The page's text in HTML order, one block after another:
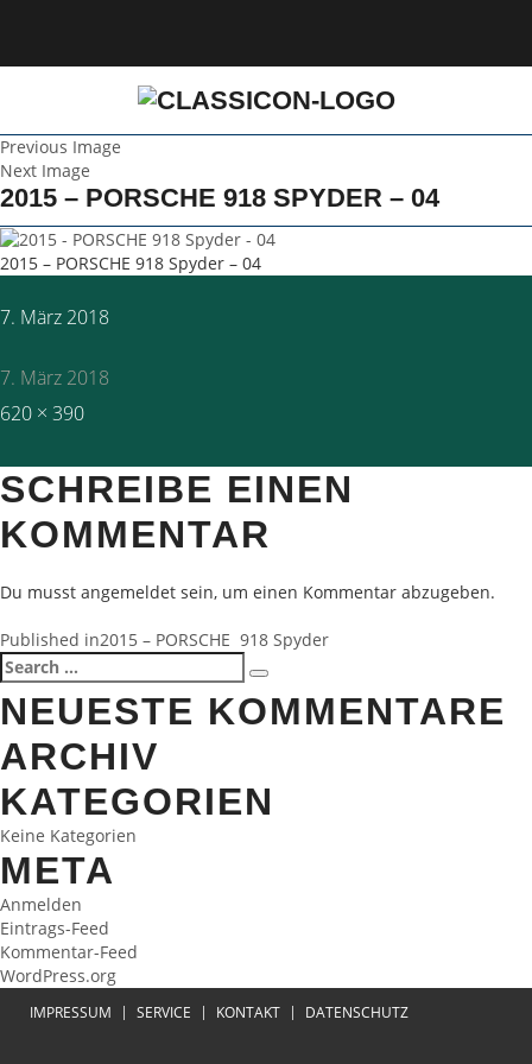
Previous Image
Next Image
2015 – PORSCHE 918 SPYDER – 04
2015 – PORSCHE 918 Spyder – 04
Posted
7. März 2018
7. März 2018
Full
620 × 390
SCHREIBE EINEN
KOMMENTAR
Du musst angemeldet sein, um einen Kommentar abzugeben.
BEITRAGSNAVIGATION
Published in2015 – PORSCHE 918 Spyder
Search
for:
Search
NEUESTE KOMMENTARE
ARCHIV
KATEGORIEN
Keine Kategorien
META
Anmelden
Eintrags-Feed
Kommentar-Feed
WordPress.org
IMPRESSUM SERVICE KONTAKT DATENSCHUTZ